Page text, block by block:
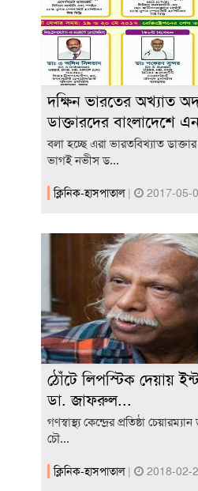
দক্ষিন ভারতের অখ্যাত
ডাক্তারদের বাংলাদেশে
বলা হচ্ছে এরা ভারতবিখ্যাত
ভাগই নভীস ড...
ক্লিনিক-হাসপাতাল | 2017-05-
ঠোঁটে লিপস্টিক দেয়ায়
ডা. জাফরুল...
গণস্বাস্থ্য কেন্দ্রের প্রতিষ্ঠা
চৌ...
ক্লিনিক-হাসপাতাল | 2018-02-